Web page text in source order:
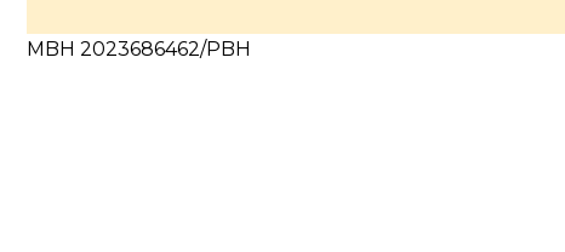
MBH 2023686462/PBH